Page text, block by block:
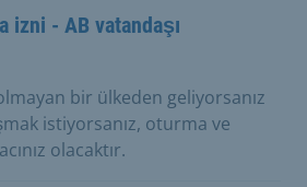
izni - AB vatandaşı
bir ülkeden geliyorsanız
istiyorsanız, oturma ve
olacaktır.